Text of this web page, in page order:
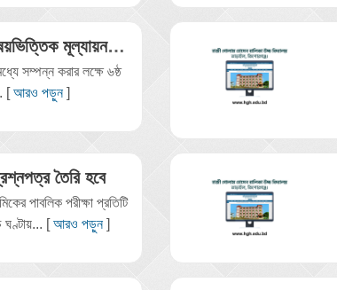
৬ষ্ঠ-৯ম শ্রেণির অসম্পন্ন বিষয়ভিত্তিক মূল্যায়ন আর হবে না
সম্পন্ন করার লক্ষে ৬ষ্ঠ
[আরও পড়ুন]
তৈরি হবে
পাবলিক পরীক্ষা প্রতিটি
ঘণ্টায়... [আরও পড়ুন]